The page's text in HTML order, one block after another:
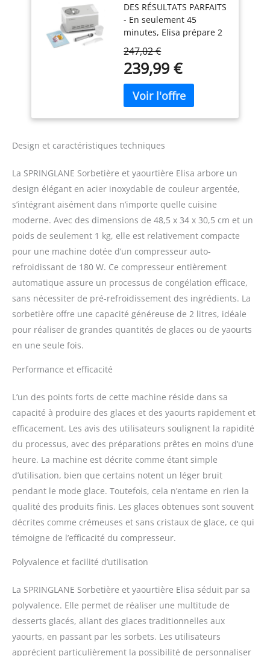
L avec compresseur
auto-refroidissant
180 W (Argent, avec
accessoires)
DES RÉSULTATS PARFAITS
- En seulement 45
minutes, Elisa prépare 2
et utilise l'élément
chauffant intégré pour
transformer le lait en un
délicieux yaourt fait
maison en quelques
heures. POLYVALENT - Ce
programmes faciles à
panneau de commande
numérique : glace,
yaourt, refroidissement
et brassage. Grâce à la
fonction de
refroidissement
automatique, Ellisa garde
votre glace finie au frais
même après la
préparation. PUISSANTE -
La sorbetière Elisa ne
nécessite aucun pré-
refroidissement grâce au
compresseur intégré et à
-35 degrés ÉQUIPEMENT -
Elisa impressionne par
son compresseur
entièrement automatique
et auto-refroidissant, son
élément chauffant, son
récipient à glace et à
yaourt amovible, son
visualisation, sa partie
mélangeuse, son verre
doseur, sa spatule, sa
livret de recettes. NOTRE
voulons que vous soyez
100 % satisfait. C'est
service client
personnalisé et des
retours gratuits.
247,02 €
239,99 €
Design et caractéristiques techniques
La SPRINGLANE Sorbetière et yaourtière Elisa arbore un
design élégant en acier inoxydable de couleur argentée,
s’intégrant aisément dans n’importe quelle cuisine
moderne. Avec des dimensions de 48,5 x 34 x 30,5 cm et un
poids de seulement 1 kg, elle est relativement compacte
pour une machine dotée d’un compresseur auto-
refroidissant de 180 W. Ce compresseur entièrement
automatique assure un processus de congélation efficace,
sans nécessiter de pré-refroidissement des ingrédients. La
sorbetière offre une capacité généreuse de 2 litres, idéale
pour réaliser de grandes quantités de glaces ou de yaourts
en une seule fois.
Performance et efficacité
L’un des points forts de cette machine réside dans sa
capacité à produire des glaces et des yaourts rapidement et
efficacement. Les avis des utilisateurs soulignent la rapidité
du processus, avec des préparations prêtes en moins d’une
heure. La machine est décrite comme étant simple
d’utilisation, bien que certains notent un léger bruit
pendant le mode glace. Toutefois, cela n’entame en rien la
qualité des produits finis. Les glaces obtenues sont souvent
décrites comme crémeuses et sans cristaux de glace, ce qui
témoigne de l’efficacité du compresseur.
Polyvalence et facilité d’utilisation
La SPRINGLANE Sorbetière et yaourtière Elisa séduit par sa
polyvalence. Elle permet de réaliser une multitude de
desserts glacés, allant des glaces traditionnelles aux
yaourts, en passant par les sorbets. Les utilisateurs
apprécient particulièrement la possibilité de personnaliser